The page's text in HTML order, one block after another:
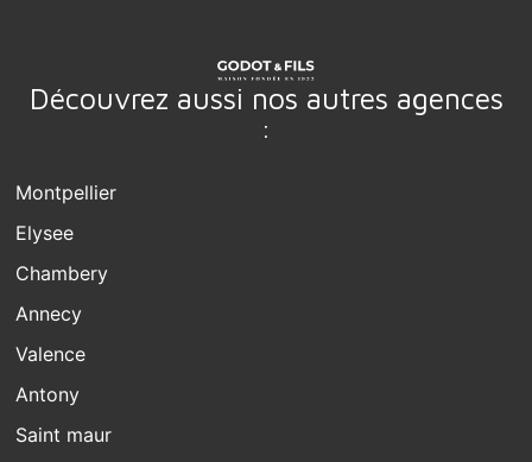
Découvrez aussi nos autres agences
:
Montpellier
Elysee
Chambery
Annecy
Valence
Antony
Saint maur